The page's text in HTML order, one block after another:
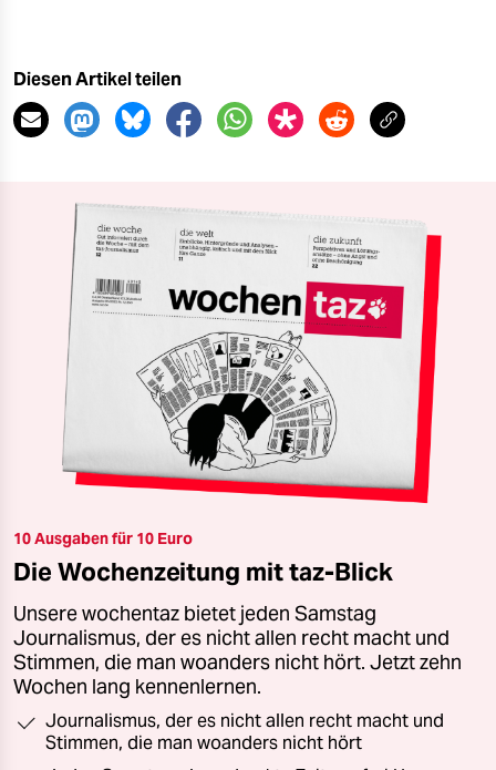
Diesen Artikel teilen
10 Ausgaben für 10 Euro
Die Wochenzeitung mit taz-Blick
Unsere wochentaz bietet jeden Samstag
Journalismus, der es nicht allen recht macht und
Stimmen, die man woanders nicht hört. Jetzt zehn
Wochen lang kennenlernen.
Journalismus, der es nicht allen recht macht und
Stimmen, die man woanders nicht hört